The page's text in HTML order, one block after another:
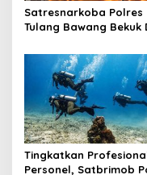
Satresnarkoba Polres
Tulang Bawang Bekuk
Di Amankan
Tingkatkan
Personel, Satbrimob